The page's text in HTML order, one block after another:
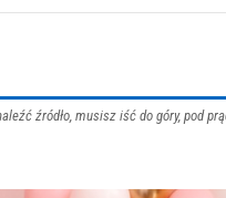
źródło, musisz iść do góry, pod